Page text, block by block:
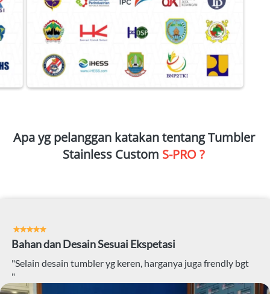
Apa yg pelanggan katakan tentang Tumbler
Stainless Custom S-PRO ?
Bahan dan Desain Sesuai Ekspetasi
"Selain desain tumbler yg keren, harganya juga frendly bgt
"